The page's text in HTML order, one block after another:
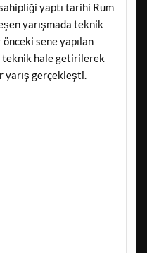
yaptı tarihi Rum
yarışmada teknik
sene yapılan
teknik hale getirilerek
yarış gerçekleşti.